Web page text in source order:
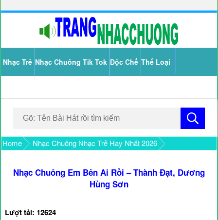
Nhạc Trẻ Nhạc Chuông Tik Tok Độc Chế Thể Loại
Home Nhạc Chuông Nhạc Trẻ Hay Nhất 2026
Nhạc Chuông Em Bên Ai Rồi – Thành Đạt, Dương
Hùng Sơn
Lượt tải: 12624